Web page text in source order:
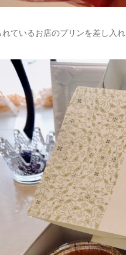
れているお店のプリンを差し入